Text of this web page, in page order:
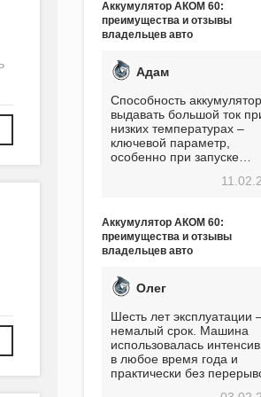
Аккумулятор АКОМ 60:
преимущества и отзывы
владельцев авто
Адам
Способность
выдавать большой ток
низких температурах –
ключевой параметр,
особенно при запуске
показывает, что данный
стоимость. Долго
перед приобретением, но
итоге ни разу не пожалел.
вложение, избавляющее
головной боли, связанной
АКБ. Подтверждаю
Аккумулятор АКОМ 60:
преимущества и отзывы
владельцев авто
Олег
Шесть лет эксплуатации
немалый срок. Машина
использовалась
в любое время года и
практически без